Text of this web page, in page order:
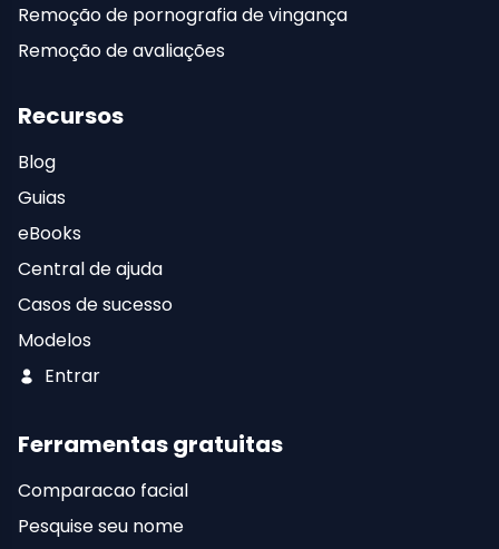
Remoção de pornografia de vingança
Remoção de avaliações
Recursos
Blog
Guias
eBooks
Central de ajuda
Casos de sucesso
Modelos
Entrar
Ferramentas gratuitas
Comparacao facial
Pesquise seu nome